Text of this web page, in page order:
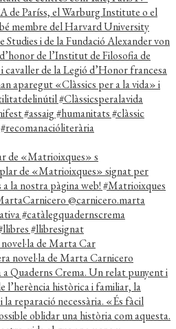
de «Matrioixques» s
de Marta Car